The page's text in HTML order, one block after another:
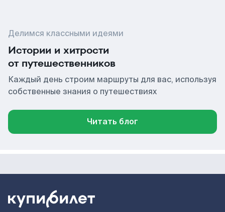
Делимся классными идеями
Истории и хитрости
от путешественников
Каждый день строим маршруты для вас, используя
собственные знания о путешествиях
Читать блог